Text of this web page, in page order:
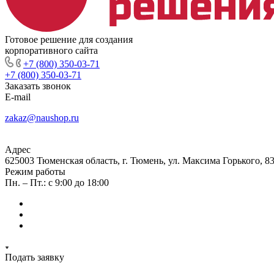
Готовое решение для создания
корпоративного сайта
+7 (800) 350-03-71
+7 (800) 350-03-71
Заказать звонок
E-mail
zakaz@naushop.ru
Адрес
625003 Тюменская область, г. Тюмень, ул. Максима Горького,
Режим работы
Пн. – Пт.: с 9:00 до 18:00
Подать заявку